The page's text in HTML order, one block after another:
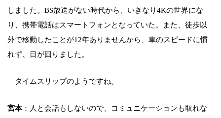
しました。BS放送がない時代から、いきなり4Kの世界にな
り、携帯電話はスマートフォンとなっていた。また、徒歩以
外で移動したことが12年ありませんから、車のスピードに慣
れず、目が回りました。
―タイムスリップのようですね。
宮本：人と会話もしないので、コミュニケーションも取れな